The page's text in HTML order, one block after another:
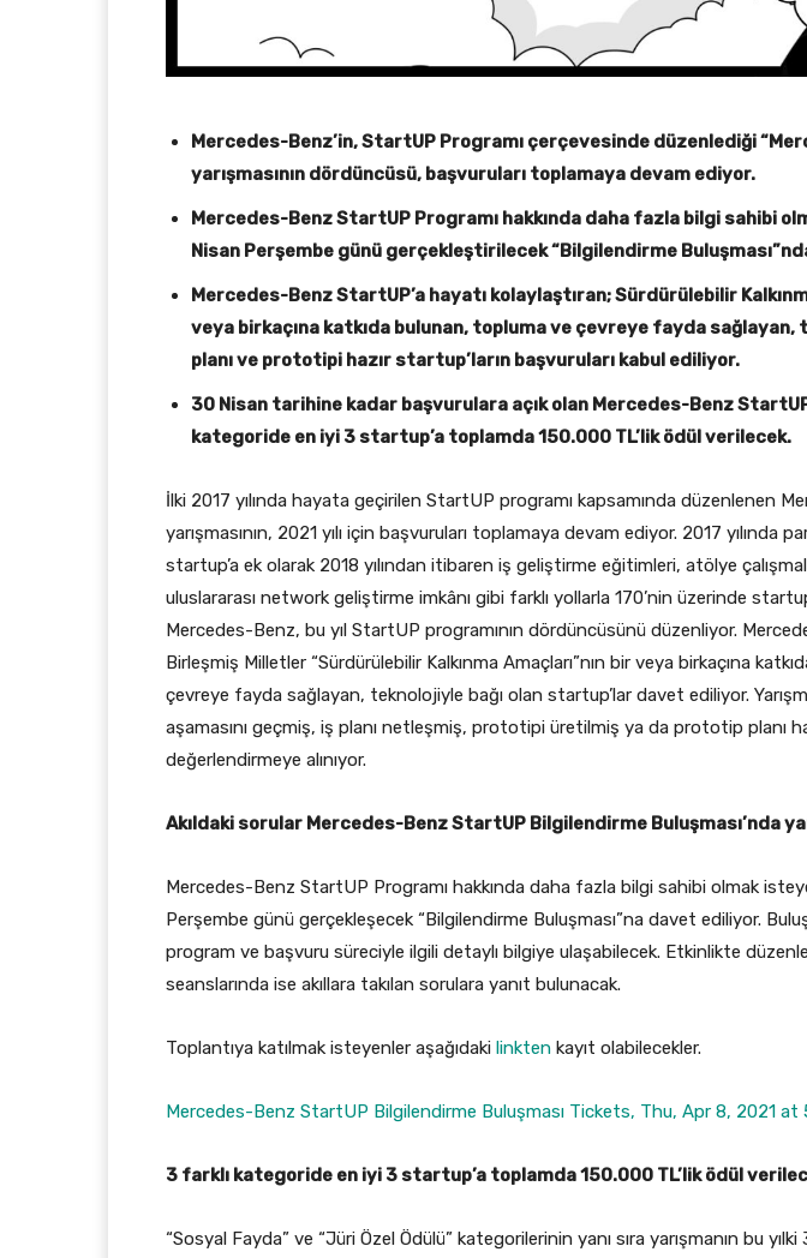
Mercedes-Benz’in, StartUP Programı çerçevesinde düzenlediği
yarışmasının dördüncüsü, başvuruları toplamaya devam ediyor.
Mercedes-Benz StartUP Programı hakkında daha fazla bilgi sahibi
Nisan Perşembe günü gerçekleştirilecek “Bilgilendirme
Mercedes-Benz StartUP’a hayatı kolaylaştıran; Sürdürülebilir
veya birkaçına katkıda bulunan, topluma ve çevreye fayda sağlayan,
planı ve prototipi hazır startup’ların başvuruları kabul ediliyor.
30 Nisan tarihine kadar başvurulara açık olan Mercedes-Benz
kategoride en iyi 3 startup’a toplamda 150.000 TL’lik ödül verilecek.
İlki 2017 yılında hayata geçirilen StartUP programı kapsamında düzenlenen
yarışmasının, 2021 yılı için başvuruları toplamaya devam ediyor. 2017 yılında
startup’a ek olarak 2018 yılından itibaren iş geliştirme eğitimleri, atölye
uluslararası network geliştirme imkânı gibi farklı yollarla 170’nin üzerinde
Mercedes-Benz, bu yıl StartUP programının dördüncüsünü düzenliyor.
Birleşmiş Milletler “Sürdürülebilir Kalkınma Amaçları”nın bir veya birkaçına
çevreye fayda sağlayan, teknolojiyle bağı olan startup’lar davet ediliyor.
aşamasını geçmiş, iş planı netleşmiş, prototipi üretilmiş ya da prototip planı
değerlendirmeye alınıyor.
Akıldaki sorular Mercedes-Benz StartUP Bilgilendirme Buluşması’nda
Mercedes-Benz StartUP Programı hakkında daha fazla bilgi sahibi olmak
Perşembe günü gerçekleşecek “Bilgilendirme Buluşması”na davet ediliyor.
program ve başvuru süreciyle ilgili detaylı bilgiye ulaşabilecek. Etkinlikte
seanslarında ise akıllara takılan sorulara yanıt bulunacak.
Toplantıya katılmak isteyenler aşağıdaki linkten kayıt olabilecekler.
Mercedes-Benz StartUP Bilgilendirme Buluşması Tickets, Thu, Apr 8, 2021
3 farklı kategoride en iyi 3 startup’a toplamda 150.000 TL’lik ödül
“Sosyal Fayda” ve “Jüri Özel Ödülü” kategorilerinin yanı sıra yarışmanın bu